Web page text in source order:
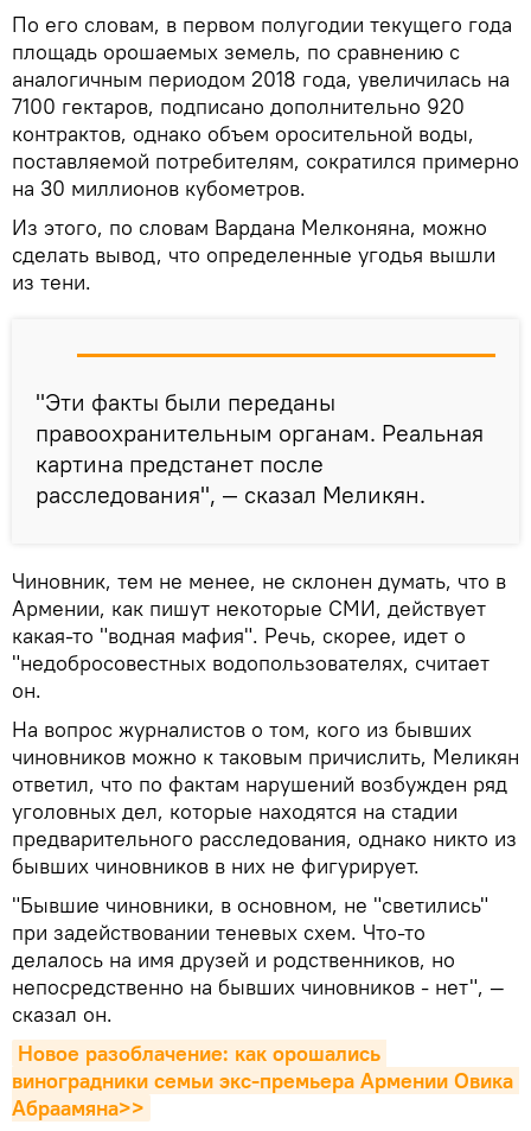
По его словам, в первом полугодии текущего года
площадь орошаемых земель, по сравнению с
аналогичным периодом 2018 года, увеличилась на
7100 гектаров, подписано дополнительно 920
контрактов, однако объем оросительной воды,
поставляемой потребителям, сократился примерно
на 30 миллионов кубометров.
Из этого, по словам Вардана Мелконяна, можно
сделать вывод, что определенные угодья вышли
из тени.
"Эти факты были переданы
правоохранительным органам. Реальная
картина предстанет после
расследования", — сказал Меликян.
Чиновник, тем не менее, не склонен думать, что в
Армении, как пишут некоторые СМИ, действует
какая-то "водная мафия". Речь, скорее, идет о
"недобросовестных водопользователях, считает
он.
На вопрос журналистов о том, кого из бывших
чиновников можно к таковым причислить, Меликян
ответил, что по фактам нарушений возбужден ряд
уголовных дел, которые находятся на стадии
предварительного расследования, однако никто из
бывших чиновников в них не фигурирует.
"Бывшие чиновники, в основном, не "светились"
при задействовании теневых схем. Что-то
делалось на имя друзей и родственников, но
непосредственно на бывших чиновников - нет", —
сказал он.
Новое разоблачение: как орошались
виноградники семьи экс-премьера Армении Овика
Абраамяна>>